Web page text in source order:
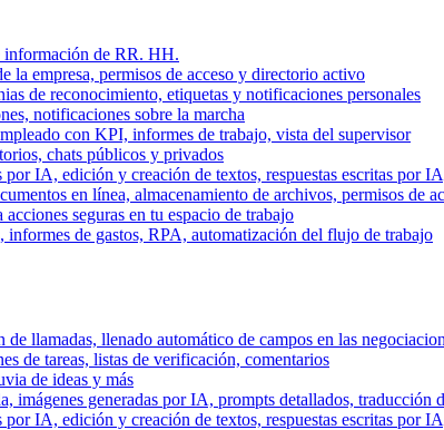
información de RR. HH.
la empresa, permisos de acceso y directorio activo
de reconocimiento, etiquetas y notificaciones personales
notificaciones sobre la marcha
con KPI, informes de trabajo, vista del supervisor
chats públicos y privados
por IA, edición y creación de textos, respuestas escritas por
en línea, almacenamiento de archivos, permisos de
seguras en tu espacio de trabajo
de gastos, RPA, automatización del flujo de trabajo
llamadas, llenado automático de campos en las
de tareas, listas de verificación, comentarios
de ideas y más
imágenes generadas por IA, prompts detallados, traducción
por IA, edición y creación de textos, respuestas escritas por